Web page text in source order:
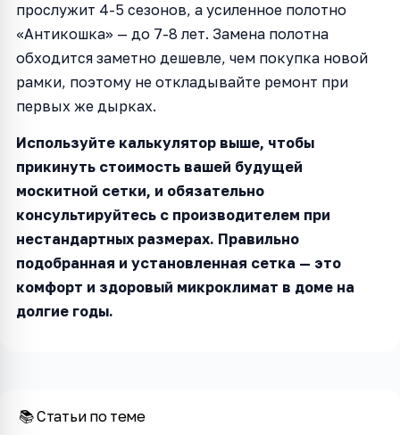
прослужит 4-5 сезонов, а усиленное полотно
«Антикошка» — до 7-8 лет. Замена полотна
обходится заметно дешевле, чем покупка новой
рамки, поэтому не откладывайте ремонт при
первых же дырках.
Используйте калькулятор выше, чтобы
прикинуть стоимость вашей будущей
москитной сетки, и обязательно
консультируйтесь с производителем при
нестандартных размерах. Правильно
подобранная и установленная сетка — это
комфорт и здоровый микроклимат в доме на
долгие годы.
📚 Статьи по теме